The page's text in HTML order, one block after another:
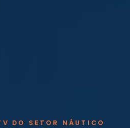
DO SETOR NÁUTICO